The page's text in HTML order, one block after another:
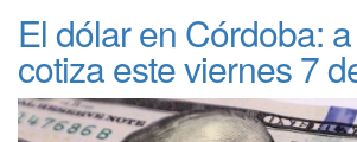
El dólar en Córdoba:
cotiza este viernes 7